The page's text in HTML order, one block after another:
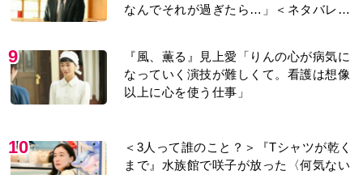
なんでそれが過ぎたら…」＜ネタバレあ
9
『風、薫る』見上愛「りんの心が病気に
なっていく演技が難しくて。看護は想像
以上に心を使う仕事」
10
＜3人って誰のこと？＞『Tシャツが乾く
まで』水族館で咲子が放った〈何気ない